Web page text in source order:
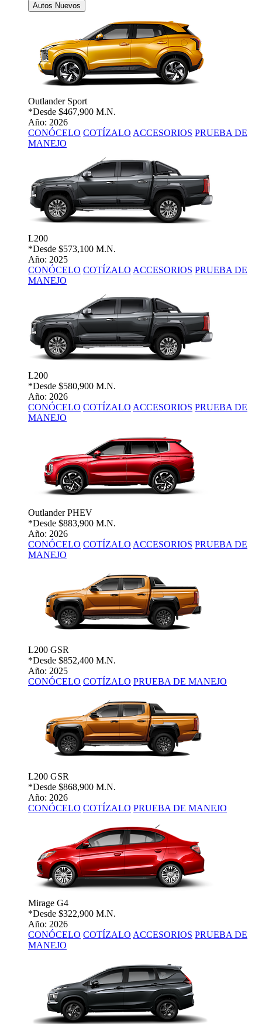
Autos Nuevos
Outlander Sport
*Desde $467,900 M.N.
Año: 2026
CONÓCELO COTÍZALO ACCESORIOS PRUEBA DE
MANEJO
L200
*Desde $573,100 M.N.
Año: 2025
CONÓCELO COTÍZALO ACCESORIOS PRUEBA DE
MANEJO
L200
*Desde $580,900 M.N.
Año: 2026
CONÓCELO COTÍZALO ACCESORIOS PRUEBA DE
MANEJO
Outlander PHEV
*Desde $883,900 M.N.
Año: 2026
CONÓCELO COTÍZALO ACCESORIOS PRUEBA DE
MANEJO
L200 GSR
*Desde $852,400 M.N.
Año: 2025
CONÓCELO COTÍZALO PRUEBA DE MANEJO
L200 GSR
*Desde $868,900 M.N.
Año: 2026
CONÓCELO COTÍZALO PRUEBA DE MANEJO
Mirage G4
*Desde $322,900 M.N.
Año: 2026
CONÓCELO COTÍZALO ACCESORIOS PRUEBA DE
MANEJO